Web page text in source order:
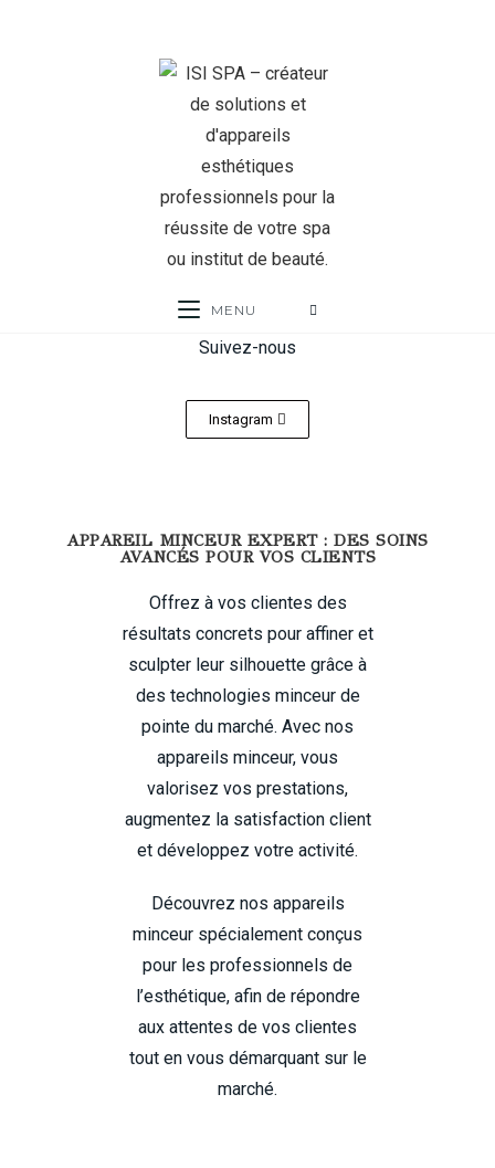
MENU
Suivez-nous
Instagram
APPAREIL MINCEUR EXPERT : DES SOINS
AVANCÉS POUR VOS CLIENTS
Offrez à vos clientes des
résultats concrets pour affiner et
sculpter leur silhouette grâce à
des technologies minceur de
pointe du marché. Avec nos
appareils minceur, vous
valorisez vos prestations,
augmentez la satisfaction client
et développez votre activité.
Découvrez nos appareils
minceur spécialement conçus
pour les professionnels de
l’esthétique, afin de répondre
aux attentes de vos clientes
tout en vous démarquant sur le
marché.